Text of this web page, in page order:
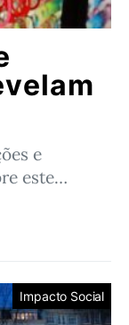
e
este…
Impacto Social